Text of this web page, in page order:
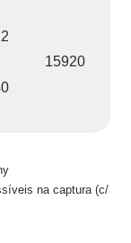
15920
na captura (c/